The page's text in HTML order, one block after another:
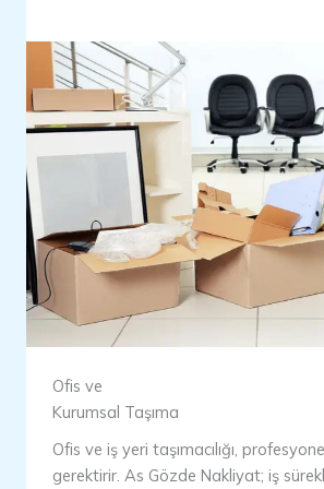
Ofis ve
Kurumsal Taşıma
Ofis ve iş yeri taşımacılığı,
gerektirir. As Gözde Nakliyat; iş